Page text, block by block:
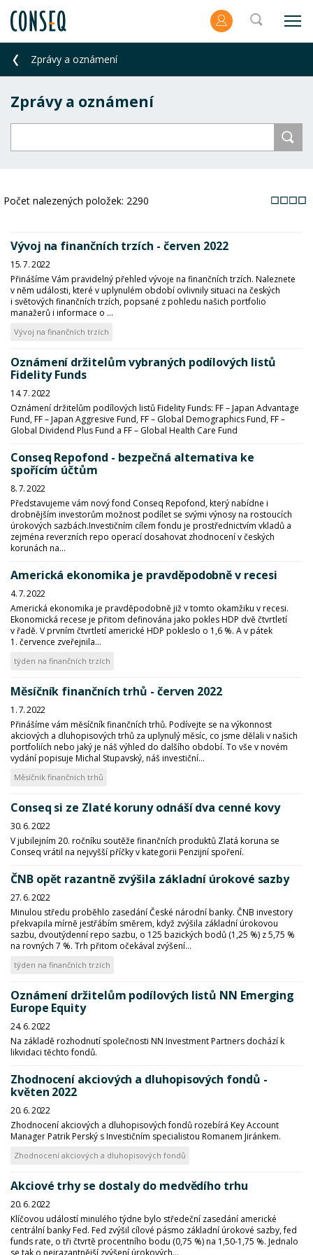
Zprávy a oznámení
Zprávy a oznámení
Počet nalezených položek: 2290
Vývoj na finančních trzích - červen 2022
15. 7. 2022
Přinášíme Vám pravidelný přehled vývoje na finančních trzích. Naleznete
v něm události, které v uplynulém období ovlivnily situaci na českých
i světových finančních trzích, popsané z pohledu našich portfolio
manažerů i informace o ...
Vývoj na finančních trzích
Oznámení držitelům vybraných podílových listů
Fidelity Funds
14. 7. 2022
Oznámení držitelům podílových listů Fidelity Funds: FF – Japan Advantage
Fund, FF – Japan Aggresive Fund, FF – Global Demographics Fund, FF –
Global Dividend Plus Fund a FF – Global Health Care Fund
Conseq Repofond - bezpečná alternativa ke
spořícím účtům
8. 7. 2022
Představujeme vám nový fond Conseq Repofond, který nabídne i
drobnějším investorům možnost podílet se svými výnosy na rostoucích
úrokových sazbách.Investičním cílem fondu je prostřednictvím vkladů a
zejména reverzních repo operací dosahovat zhodnocení v českých
korunách na...
Americká ekonomika je pravděpodobně v recesi
4. 7. 2022
Americká ekonomika je pravděpodobně již v tomto okamžiku v recesi.
Ekonomická recese je přitom definována jako pokles HDP dvě čtvrtletí
v řadě. V prvním čtvrtletí americké HDP pokleslo o 1,6 %. A v pátek
1. července zveřejnila...
týden na finančních trzích
Měsíčník finančních trhů - červen 2022
1. 7. 2022
Přinášíme vám měsíčník finančních trhů. Podívejte se na výkonnost
akciových a dluhopisových trhů za uplynulý měsíc, co jsme dělali v našich
portfoliích nebo jaký je náš výhled do dalšího období. To vše v novém
vydání popisuje Michal Stupavský, náš investiční...
Měsíčník finančních trhů
Conseq si ze Zlaté koruny odnáší dva cenné kovy
30. 6. 2022
V jubilejním 20. ročníku soutěže finančních produktů Zlatá koruna se
Conseq vrátil na nejvyšší příčky v kategorii Penzijní spoření.
ČNB opět razantně zvýšila základní úrokové sazby
27. 6. 2022
Minulou středu proběhlo zasedání České národní banky. ČNB investory
překvapila mírně jestřábím směrem, když zvýšila základní úrokovou
sazbu, dvoutýdenní repo sazbu, o 125 bazických bodů (1,25 %) z 5,75 %
na rovných 7 %. Trh přitom očekával zvýšení...
týden na finančních trzích
Oznámení držitelům podílových listů NN Emerging
Europe Equity
24. 6. 2022
Na základě rozhodnutí společnosti NN Investment Partners dochází k
likvidaci těchto fondů.
Zhodnocení akciových a dluhopisových fondů -
květen 2022
20. 6. 2022
Zhodnocení akciových a dluhopisových fondů rozebírá Key Account
Manager Patrik Perský s Investičním specialistou Romanem Jiránkem.
Zhodnocení akciových a dluhopisových fondů
Akciové trhy se dostaly do medvědího trhu
20. 6. 2022
Klíčovou událostí minulého týdne bylo středeční zasedání americké
centrální banky Fed. Fed zvýšil cílové pásmo základní úrokové sazby, fed
funds rate, o tři čtvrtě procentního bodu (0,75 %) na 1,50-1,75 %. Jednalo
se tak o nejrazantnější zvýšení úrokových...